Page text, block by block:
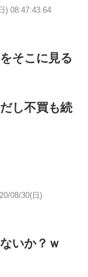
) 08:47:43.64
そこに見る
し不買も続
08/30(日)
いか？ｗ